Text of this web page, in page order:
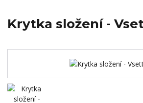
Krytka složení -